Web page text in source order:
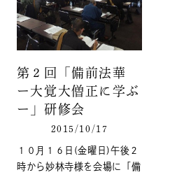
第２回「備前法華
ー大覚大僧正に学ぶ
ー」研修会
2015/10/17
１０月１６日(金曜日)午後２
時から妙林寺様を会場に「備